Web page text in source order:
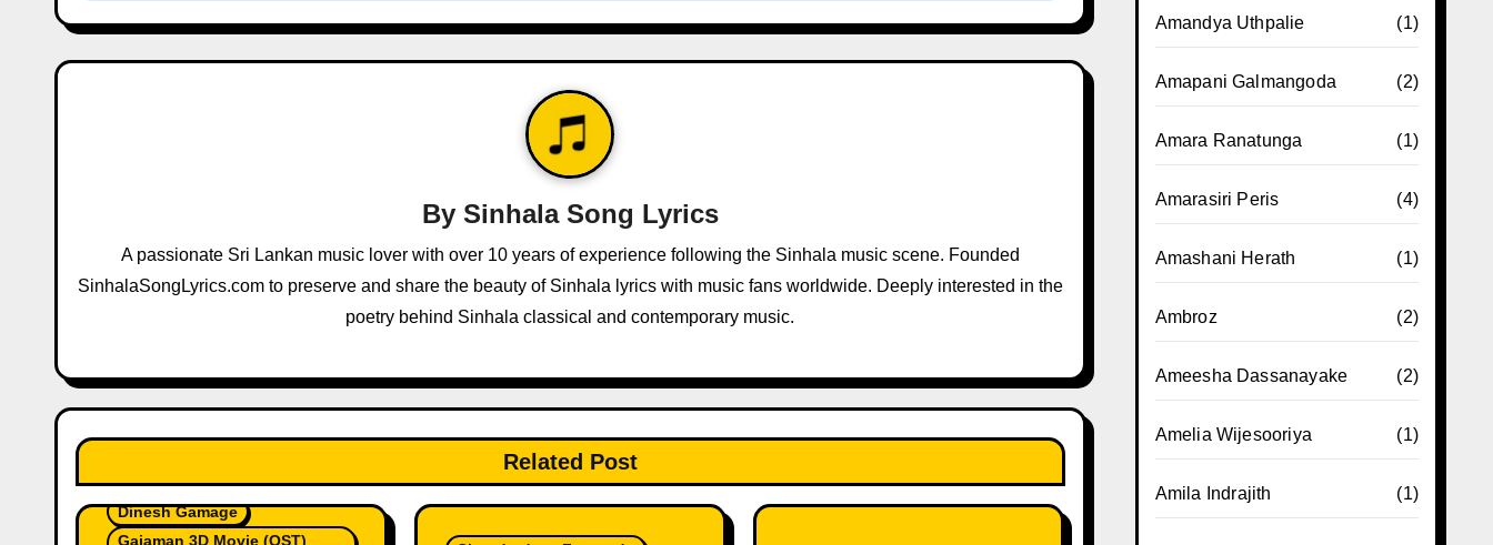
t
n
a
i
o
n
By Sinhala Song Lyrics
A passionate Sri Lankan music lover with over 10 years of experience following the Sinhala music scene. Founded
SinhalaSongLyrics.com to preserve and share the beauty of Sinhala lyrics with music fans worldwide. Deeply interested in the
poetry behind Sinhala classical and contemporary music.
Related Post
Anushka Udana
Dinesh Gamage
Gajaman 3D Movie (OST)
Amandya Uthpalie (1)
Amapani Galmangoda (2)
Amara Ranatunga (1)
Amarasiri Peris (4)
Amashani Herath (1)
Ambroz (2)
Ameesha Dassanayake (2)
Amelia Wijesooriya (1)
Amila Indrajith (1)